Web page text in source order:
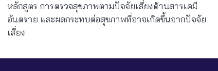
หลักสูตร การตรวจสุขภาพตามปัจจัยเสี่ยงด้านสารเคมี
อันตราย และผลกระทบต่อสุขภาพที่อาจเกิดขึ้นจากปัจจัย
เสี่ยง